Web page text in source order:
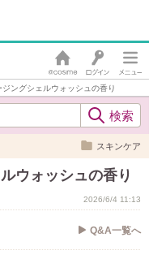
ングシェルウォッシュの香り
スキンケア
ウォッシュの香り
2026/6/4 11:13
Q&A一覧へ